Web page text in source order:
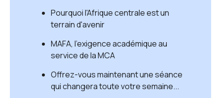
Pourquoi l'Afrique centrale est un
terrain d'avenir
MAFA, l'exigence académique au
service de la MCA
Offrez-vous maintenant une séance
qui changera toute votre semaine...